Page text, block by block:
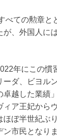
べての勲章と
が、外国人に
年にこの慣
ダ、ビヨル
卓越した業績
ィア王妃から
ぼ半世紀ぶ
市民となりま